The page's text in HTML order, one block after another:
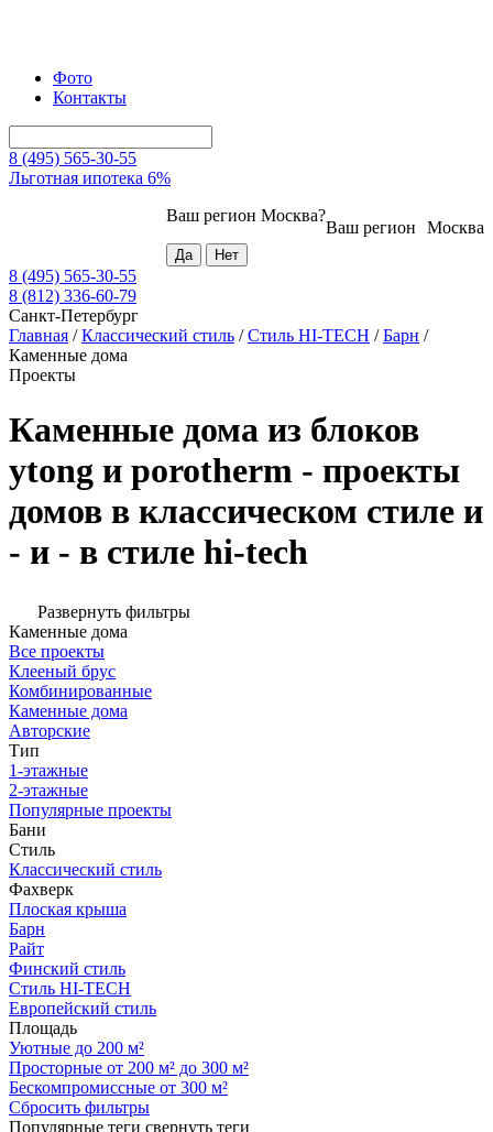
Фото
Контакты
8 (495) 565-30-55
Льготная ипотека 6%
Москва
Ваш регион
Ваш регион Москва?
8 (495) 565-30-55
8 (812) 336-60-79
Санкт-Петербург
Главная /Классический стиль /Стиль HI-TECH /Барн /
Каменные дома
Проекты
Каменные дома из блоков
ytong и porotherm - проекты
домов в классическом стиле и
- и - в стиле hi-tech
Развернуть фильтры
Каменные дома
Все проекты
Клееный брус
Комбинированные
Каменные дома
Авторские
Тип
1-этажные
2-этажные
Популярные проекты
Бани
Стиль
Классический стиль
Фахверк
Плоская крыша
Барн
Райт
Финский стиль
Стиль HI-TECH
Европейский стиль
Площадь
Уютные до 200 м²
Просторные от 200 м² до 300 м²
Бескомпромиссные от 300 м²
Сбросить фильтры
Популярные теги свернуть теги